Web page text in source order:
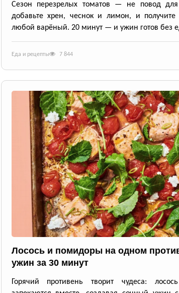
Сезон перезрелых томатов — не повод
добавьте хрен, чеснок и лимон, и получите
любой варёный. 20 минут — и ужин готов без
Еда и рецепты 7 844
Лосось и помидоры на одном
ужин за 30 минут
Горячий противень творит чудеса: